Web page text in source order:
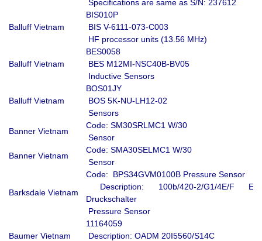
Specifications are same as S/N: 237612
Balluff Vietnam
BIS010P
BIS V-6111-073-C003
HF processor units (13.56 MHz)
Balluff Vietnam
BES0058
BES M12MI-NSC40B-BV05
Inductive Sensors
Balluff Vietnam
BOS01JY
BOS 5K-NU-LH12-02
Sensors
Banner Vietnam
Code: SM30SRLMC1 W/30
Sensor
Banner Vietnam
Code: SMA30SELMC1 W/30
Sensor
Barksdale Vietnam
Code: BPS34GVM0100B Pressure Sensor
Description: 100b/420-2/G1/4E/F El.
Druckschalter
Pressure Sensor
Baumer Vietnam
11164059
Description: OADM 20I5560/S14C